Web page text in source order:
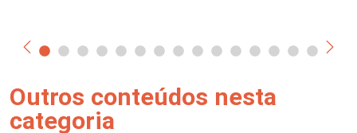
Outros conteúdos nesta
categoria